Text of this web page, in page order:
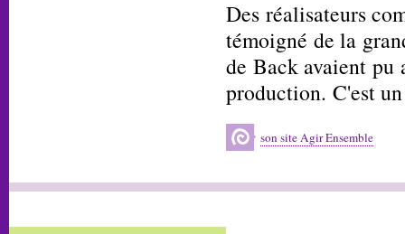
Des réalisateurs
témoigné de la
de Back avaient pu
production. C'est
son site Agir Ensemble